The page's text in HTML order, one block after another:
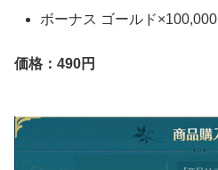
ボーナス ゴールド×100,000
価格：490円